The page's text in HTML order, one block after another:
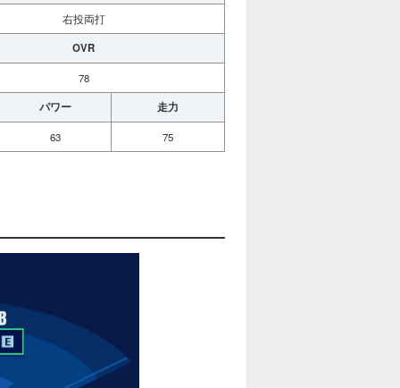
右投両打
OVR
78
パワー 走力
63 75